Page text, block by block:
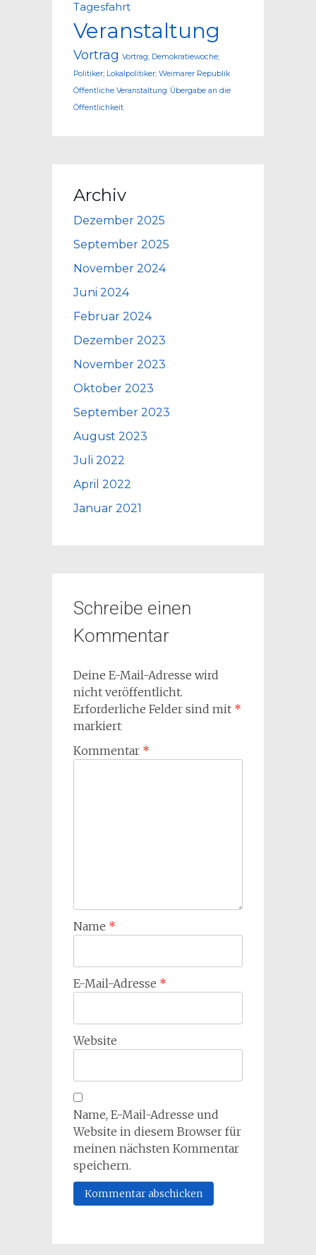
Tagesfahrt
Veranstaltung
Vortrag Vortrag; Demokratiewoche;
Politiker; Lokalpolitiker; Weimarer Republik
Öffentliche Veranstaltung Übergabe an die
Öffentlichkeit
Archiv
Dezember 2025
September 2025
November 2024
Juni 2024
Februar 2024
Dezember 2023
November 2023
Oktober 2023
September 2023
August 2023
Juli 2022
April 2022
Januar 2021
Schreibe einen
Kommentar
Deine E-Mail-Adresse wird
nicht veröffentlicht.
Erforderliche Felder sind mit *
markiert
Kommentar *
Name *
E-Mail-Adresse *
Website
Name, E-Mail-Adresse und
Website in diesem Browser für
meinen nächsten Kommentar
speichern.